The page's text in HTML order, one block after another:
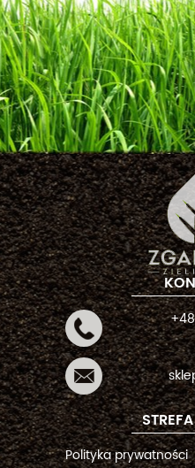
Polityka prywatności